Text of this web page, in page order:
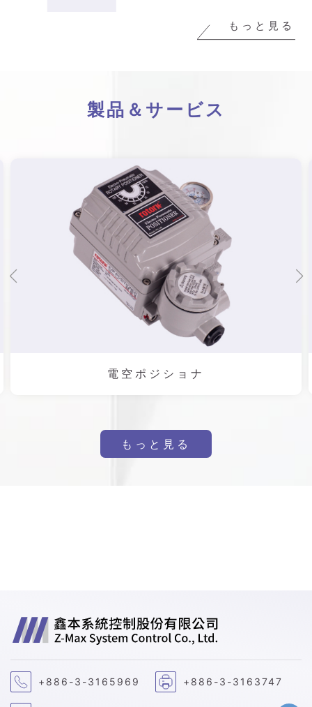
もっと見る
製品＆サービス
電空ポジショナ
もっと見る
+886-3-3165969 +886-3-3163747